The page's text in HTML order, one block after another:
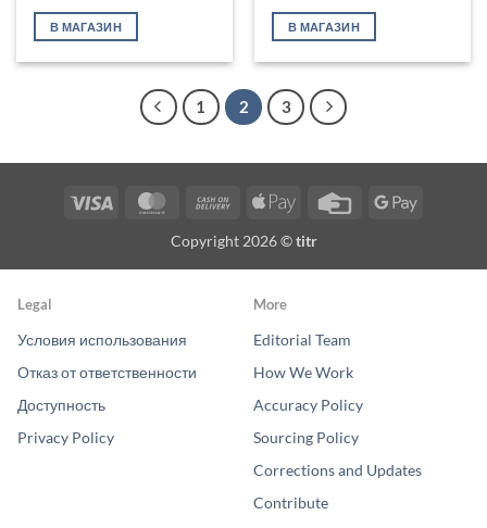
В МАГАЗИН В МАГАЗИН
1 2 3
Visa MasterCardCash
Delivery
Apple
Credit
Google
Copyright 2026 ©titr
Legal
Условия использования
Отказ от ответственности
Доступность
Privacy Policy
More
Editorial Team
How We Work
Accuracy Policy
Sourcing Policy
Corrections and Updates
Contribute